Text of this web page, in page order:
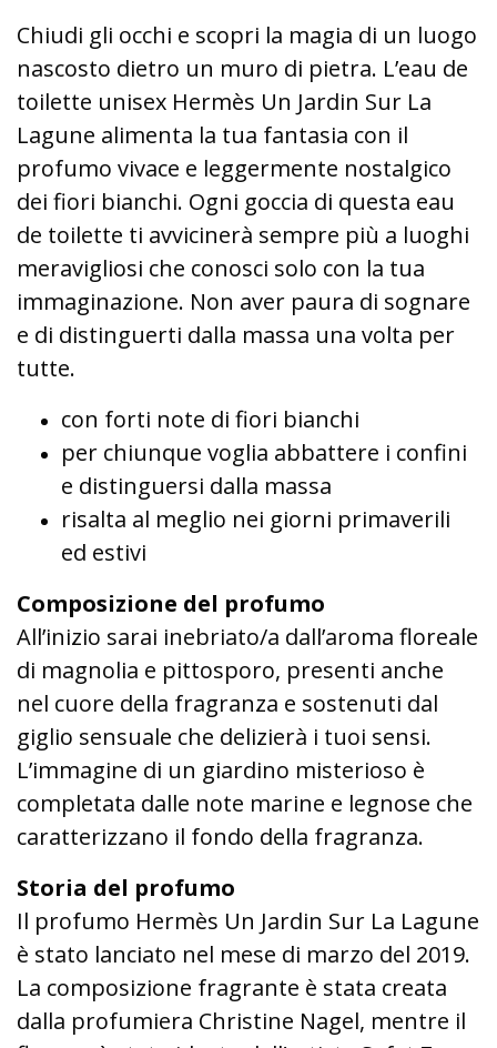
Chiudi gli occhi e scopri la magia di un luogo
nascosto dietro un muro di pietra. L’eau de
toilette unisex Hermès Un Jardin Sur La
Lagune alimenta la tua fantasia con il
profumo vivace e leggermente nostalgico
dei fiori bianchi. Ogni goccia di questa eau
de toilette ti avvicinerà sempre più a luoghi
meravigliosi che conosci solo con la tua
immaginazione. Non aver paura di sognare
e di distinguerti dalla massa una volta per
tutte.
con forti note di fiori bianchi
per chiunque voglia abbattere i confini
e distinguersi dalla massa
risalta al meglio nei giorni primaverili
ed estivi
Composizione del profumo
All’inizio sarai inebriato/a dall’aroma floreale
di magnolia e pittosporo, presenti anche
nel cuore della fragranza e sostenuti dal
giglio sensuale che delizierà i tuoi sensi.
L’immagine di un giardino misterioso è
completata dalle note marine e legnose che
caratterizzano il fondo della fragranza.
Storia del profumo
Il profumo Hermès Un Jardin Sur La Lagune
è stato lanciato nel mese di marzo del 2019.
La composizione fragrante è stata creata
dalla profumiera Christine Nagel, mentre il